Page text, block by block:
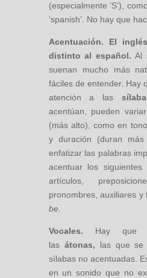
(especialmente ‘S’),
‘spanish’. No hay que
Acentuación. El
distinto al español. Al
suenan mucho más
fáciles de entender. Hay
atención a las
acentúan, pueden
(más alto), como en
y duración (duran
enfatizar las palabras
acentuar los siguientes
artículos,
pronombres, auxiliares
be.
Vocales. Hay que
las átonas, las que se
sílabas no acentuadas.
en un sonido que no